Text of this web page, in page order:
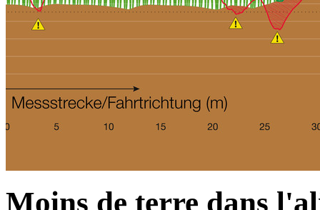
Moins de terre dans